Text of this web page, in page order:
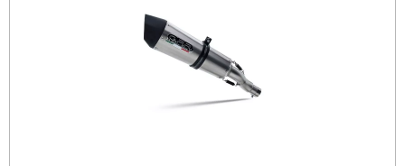
entsprechende Zubehör. Homologated slip-on exhaust
including removable db killer and link pipeZulassung:
YesLieferzeit: ca. 14 Tage